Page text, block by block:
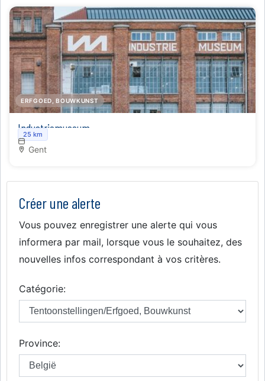
ERFGOED, BOUWKUNST
Industriemuseum
25 km
Gent
Créer une alerte
Vous pouvez enregistrer une alerte qui vous
informera par mail, lorsque vous le souhaitez, des
nouvelles infos correspondant à vos critères.
Catégorie:
Province: